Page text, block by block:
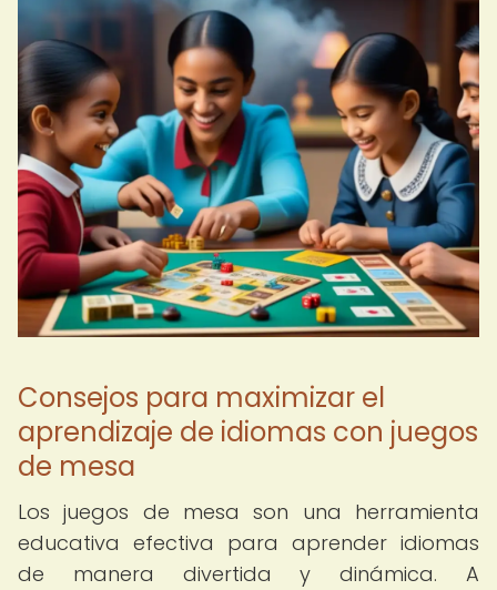
Consejos para maximizar el
aprendizaje de idiomas con juegos
de mesa
Los juegos de mesa son una herramienta
educativa efectiva para aprender idiomas
de manera divertida y dinámica. A